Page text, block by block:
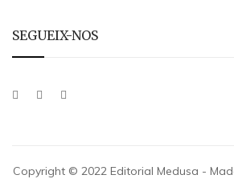
SEGUEIX-NOS
Copyright © 2022 Editorial Medusa -